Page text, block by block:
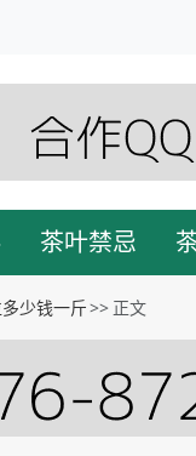
茶叶禁忌
少钱一斤 正文